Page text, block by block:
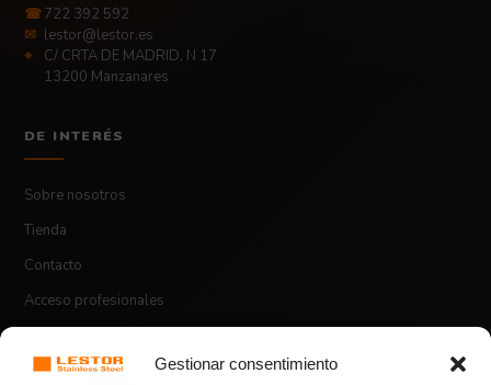
Gestionar consentimiento
☎722 392 592
✉ lestor@lestor.es
⌖
C/ CRTA DE MADRID, N 17
13200 Manzanares
DE INTERÉS
Sobre nosotros
Tienda
Contacto
Acceso profesionales
ASPECTOS LEGALES